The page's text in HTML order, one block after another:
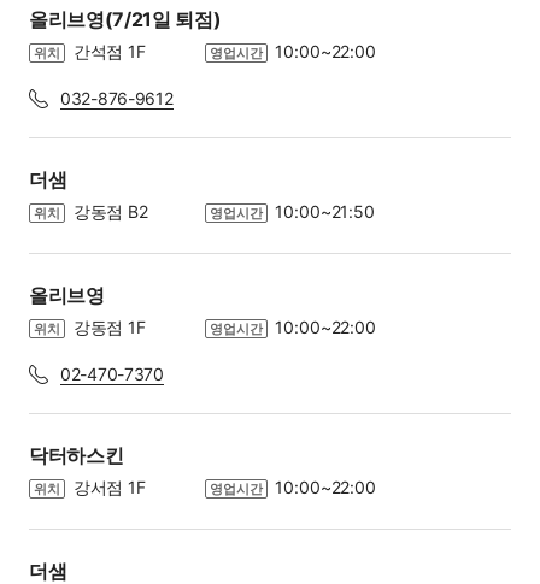
올리브영(7/21일 퇴점)
위치 간석점 1F 영업시간 10:00~22:00
032-876-9612
더샘
위치 강동점 B2 영업시간 10:00~21:50
올리브영
위치 강동점 1F 영업시간 10:00~22:00
02-470-7370
닥터하스킨
위치 강서점 1F 영업시간 10:00~22:00
더샘